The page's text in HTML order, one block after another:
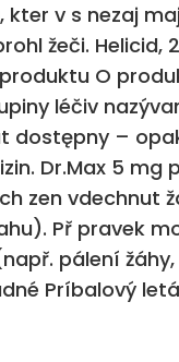
v s nezaj
žeči. Helicid,
produktu O
léčiv
dostępny –
Dr.Max 5
zen
Př pravek
pálení
Príbalový